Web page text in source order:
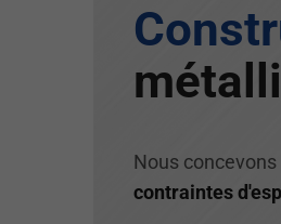
Nous
contraintes